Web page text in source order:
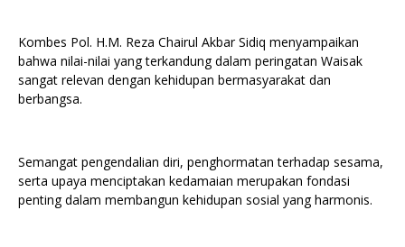
Kombes Pol. H.M. Reza Chairul Akbar Sidiq menyampaikan
bahwa nilai-nilai yang terkandung dalam peringatan Waisak
sangat relevan dengan kehidupan bermasyarakat dan
berbangsa.
Semangat pengendalian diri, penghormatan terhadap sesama,
serta upaya menciptakan kedamaian merupakan fondasi
penting dalam membangun kehidupan sosial yang harmonis.